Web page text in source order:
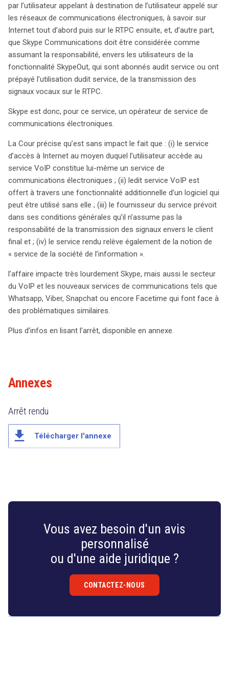
par l’utilisateur appelant à destination de l’utilisateur appelé sur
les réseaux de communications électroniques, à savoir sur
Internet tout d’abord puis sur le RTPC ensuite, et, d’autre part,
que Skype Communications doit être considérée comme
assumant la responsabilité, envers les utilisateurs de la
fonctionnalité SkypeOut, qui sont abonnés audit service ou ont
prépayé l’utilisation dudit service, de la transmission des
signaux vocaux sur le RTPC.
Skype est donc, pour ce service, un opérateur de service de
communications électroniques.
La Cour précise qu’est sans impact le fait que : (i) le service
d’accès à Internet au moyen duquel l’utilisateur accède au
service VoIP constitue lui-même un service de
communications électroniques ; (ii) ledit service VoIP est
offert à travers une fonctionnalité additionnelle d’un logiciel qui
peut être utilisé sans elle ; (iii) le fournisseur du service prévoit
dans ses conditions générales qu’il n’assume pas la
responsabilité de la transmission des signaux envers le client
final et ; (iv) le service rendu relève également de la notion de
« service de la société de l’information ».
l’affaire impacte très lourdement Skype, mais aussi le secteur
du VoIP et les nouveaux services de communications tels que
Whatsapp, Viber, Snapchat ou encore Facetime qui font face à
des problématiques similaires.
Plus d’infos en lisant l’arrêt, disponible en annexe.
Annexes
Arrêt rendu
file_download Télécharger l'annexe
Vous avez besoin d'un avis
personnalisé
ou d'une aide juridique ?
CONTACTEZ-NOUS
search